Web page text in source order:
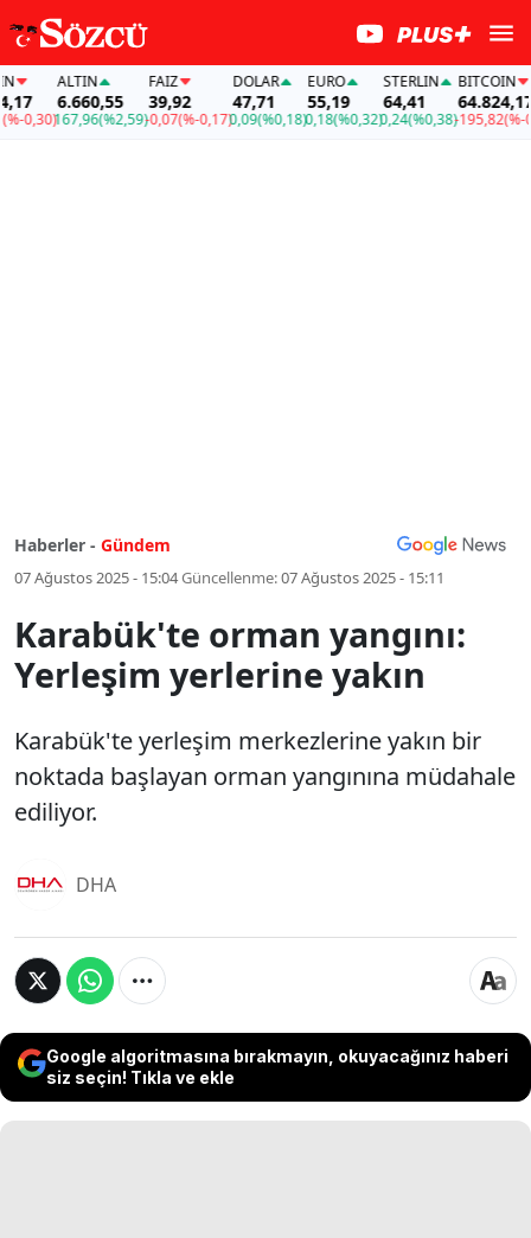
0,30)
ALTIN
6.660,55
167,96(%2,59)
FAİZ
39,92
-0,07(%-0,17)
DOLAR
47,71
0,09(%0,18)
EURO
55,19
0,18(%0,32)
STERLIN
64,41
0,24(%0,38)
BITCOIN
64.824,17
-195,82(%-
Haberler - Gündem
07 Ağustos 2025 - 15:04Güncellenme:07 Ağustos 2025 - 15:11
Karabük'te orman yangını:
Yerleşim yerlerine yakın
Karabük'te yerleşim merkezlerine yakın bir
noktada başlayan orman yangınına müdahale
ediliyor.
DHA
Google algoritmasına bırakmayın, okuyacağınız haberi
siz seçin! Tıkla ve ekle